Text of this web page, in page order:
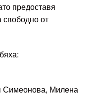
предоставя
свободно от
Симеонова, Милена